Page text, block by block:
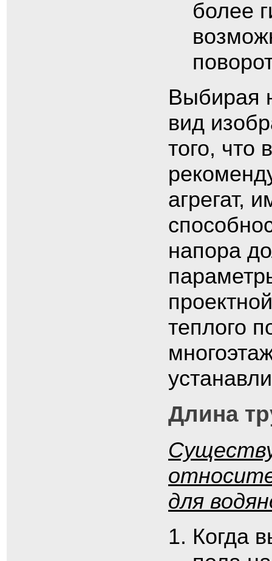
более
Выбирая
вид
того, что
агрегат,
напора
теплого
Длина
для
Когда